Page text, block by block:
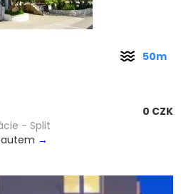
0 CZK
- Split
autem →
50m